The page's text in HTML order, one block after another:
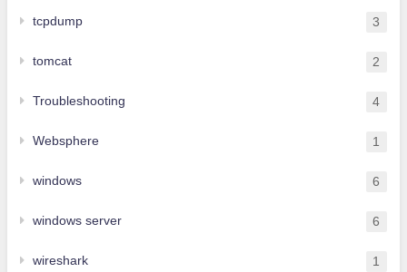
tcpdump 3
tomcat 2
Troubleshooting 4
Websphere 1
windows 6
windows server 6
wireshark 1